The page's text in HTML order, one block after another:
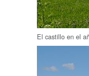
El castillo en el